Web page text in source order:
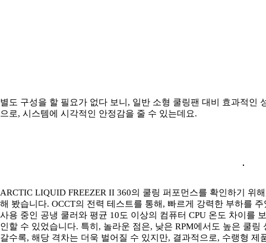
별도 구성을 할 필요가 없다 보니, 일반 소형 쿨링팬 대비 효과적인
으로, 시스템에 시각적인 안정감을 줄 수 있는데요.
ARCTIC LIQUID FREEZER II 360의 쿨링 퍼포먼스를 확인하기 위
해 봤습니다. OCCT의 전력 테스트를 통해, 빠르게 강력한 부하를
사용 중인 공냉 쿨러와 평균 10도 이상의 컴퓨터 CPU 온도 차이를
인할 수 있었습니다. 특히, 놀라운 점은, 낮은 RPM에서도 높은 쿨
갈수록, 해당 격차는 더욱 벌어질 수 있지만, 결과적으로, 수랭형